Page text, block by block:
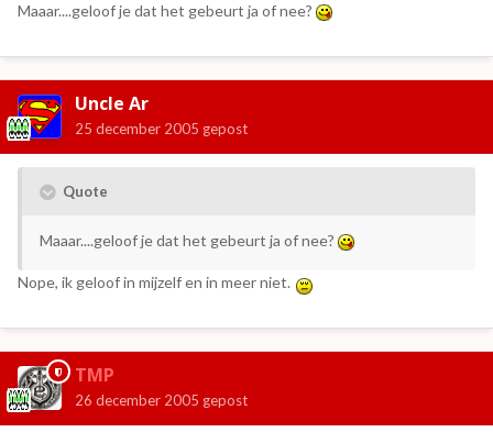
Maaar....geloof je dat het gebeurt ja of nee?
Uncle Ar
25 december 2005 gepost
Quote
Maaar....geloof je dat het gebeurt ja of nee?
Nope, ik geloof in mijzelf en in meer niet.
TMP
26 december 2005 gepost